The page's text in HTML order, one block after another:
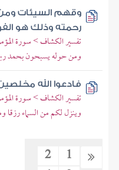
وقهم السيئات
رحمته وذلك هو
تفسير الكشاف > سورة
ومن حوله يسبحون بحمد
فادعوا الله
تفسير الكشاف > سورة
وينزل لكم من السماء رزقا
1
2